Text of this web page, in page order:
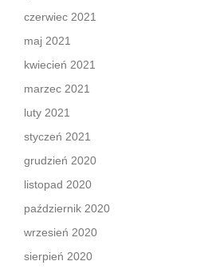
czerwiec 2021
maj 2021
kwiecień 2021
marzec 2021
luty 2021
styczeń 2021
grudzień 2020
listopad 2020
październik 2020
wrzesień 2020
sierpień 2020